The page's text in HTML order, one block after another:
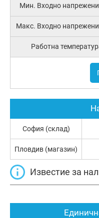
Мин. Входно
Макс. Входно
Работна
София (склад)
Пловдив (магазин)
Известие за